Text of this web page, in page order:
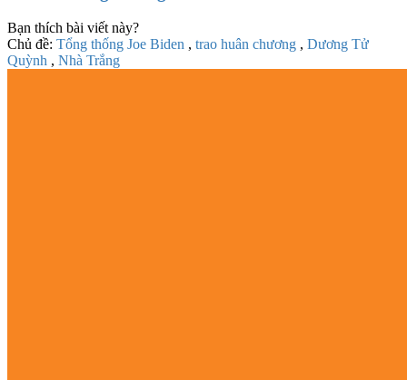
Bạn thích bài viết này?
Chủ đề: Tổng thống Joe Biden , trao huân chương , Dương Tử
Quỳnh , Nhà Trắng